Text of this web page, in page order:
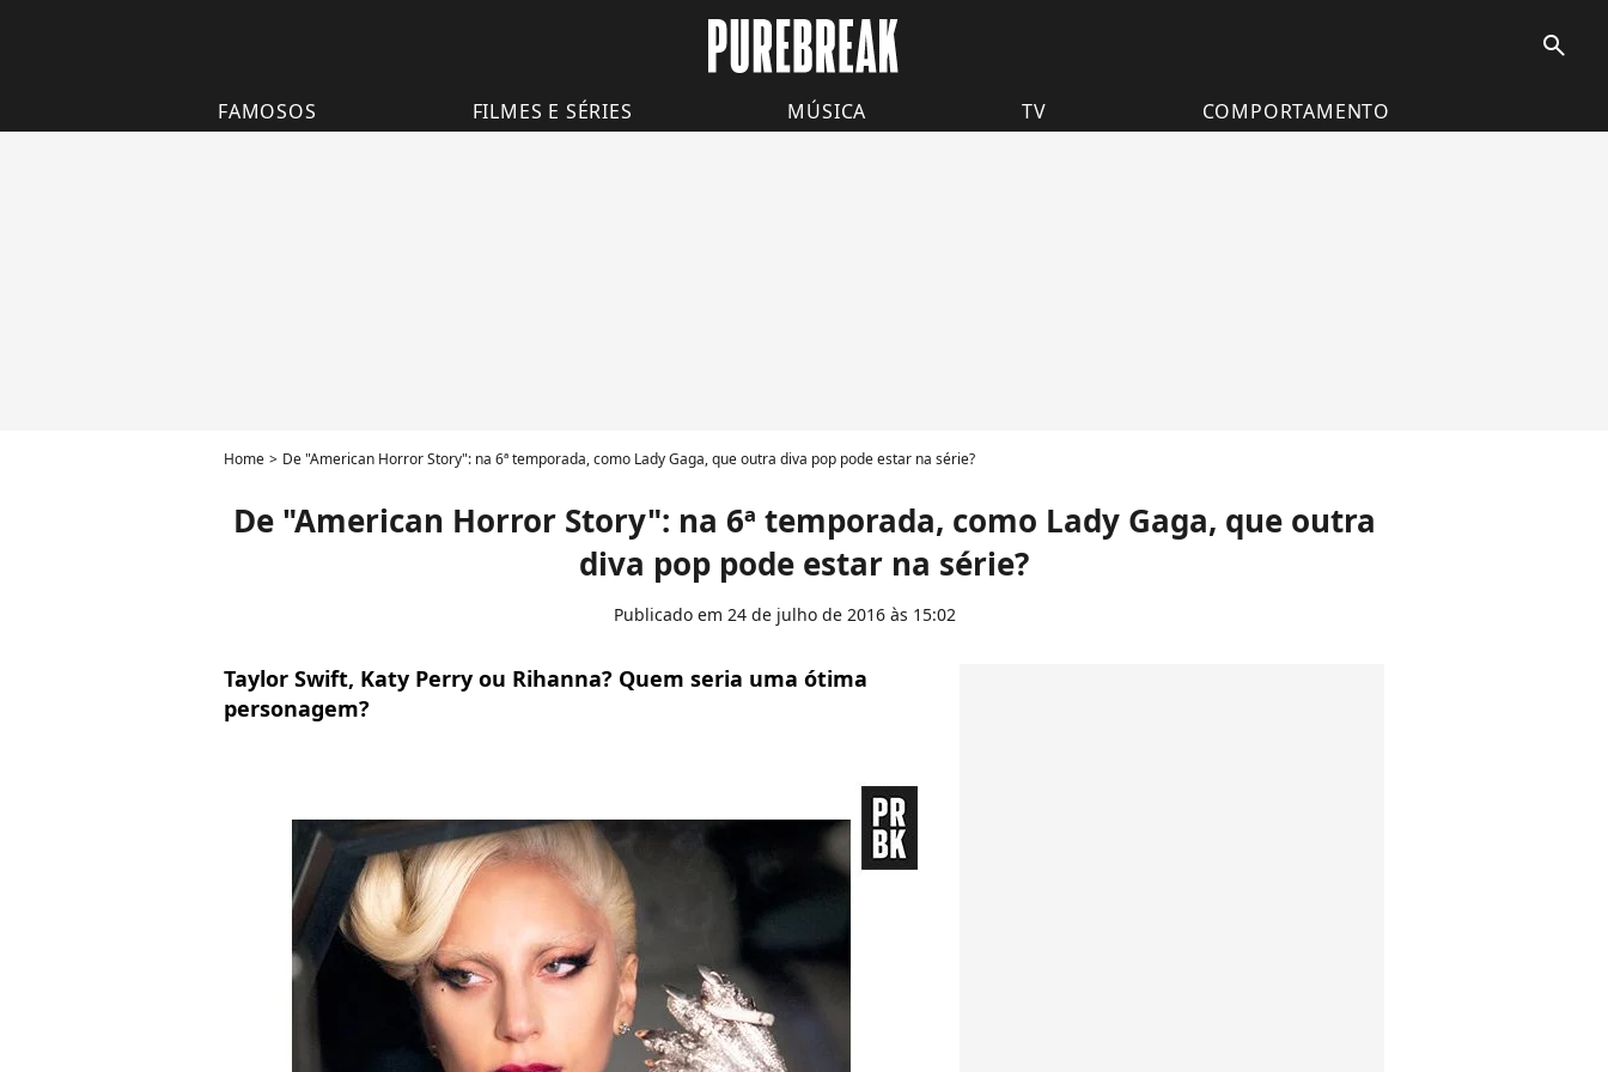
search
FAMOSOS FILMES E SÉRIES MÚSICA TV COMPORTAMENTO
Home De "American Horror Story": na 6ª temporada, como Lady Gaga, que outra diva pop pode estar na série?
De "American Horror Story": na 6ª temporada, como Lady Gaga, que outra
diva pop pode estar na série?
Publicado em 24 de julho de 2016 às 15:02
Taylor Swift, Katy Perry ou Rihanna? Quem seria uma ótima
personagem?